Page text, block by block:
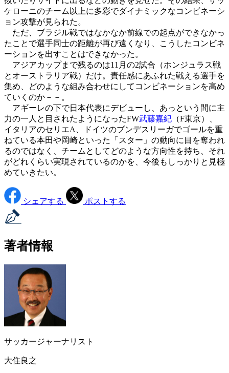
ケローニのチーム以上に多彩でダイナミックなコンビネーシ
ョン攻撃が見られた。
ただ、ブラジル戦ではなかなか前線での起点ができなかっ
たことで選手同士の距離が再び遠くなり、こうしたコンビネ
ーションを出すことはできなかった。
アジアカップまで残るのは11月の2試合（ホンジュラス戦
とオーストラリア戦）だけ。責任感にあふれた戦える選手を
集め、どのような組み合わせにしてコンビネーションを高め
ていくのか－－。
アギーレの下で日本代表にデビューし、あっという間に主
力の一人と目されたようになったFW武藤嘉紀 （F東京）、
イタリアのセリエA、ドイツのブンデスリーガでゴールを重
ねている本田や岡崎といった「スター」の動向に目を奪われ
るのではなく、チームとしてどのような方向性を持ち、それ
がどれくらい実現されているのかを、今後もしっかりと見極
めていきたい。
シェアする ポストする
著者情報
サッカージャーナリスト
大住良之